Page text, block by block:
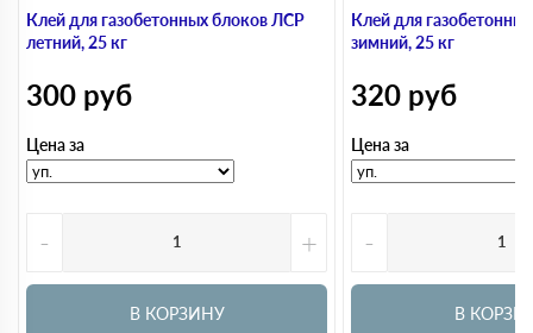
Клей для газобетонных блоков ЛСР
летний, 25 кг
300 руб
Цена за
- +
В КОРЗИНУ
Клей для
зимний, 25 кг
320 руб
Цена за
-
В